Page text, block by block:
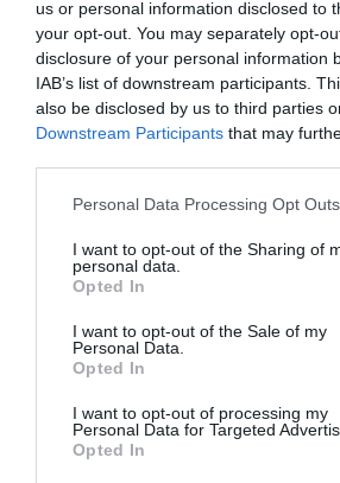
us or personal information disclosed to
your opt-out. You may separately opt-
disclosure of your personal information
IAB’s list of downstream participants.
also be disclosed by us to third parties
Downstream Participants that may
Please note that this website/app uses
not limited to your visit or usage
grant or deny consent to Google and its
use your data for below specified
consent section.
Personal Data Processing Opt Outs
I want to opt-out of the Sharing of
personal data.
Opted In
I want to opt-out of the Sale of my
Personal Data.
Opted In
I want to opt-out of processing my
Personal Data for Targeted
Opted In
közölte közös nyilatkozatban Sauli Niinisto
Marin miniszterelnök a HVG cikke szerint.
ír...
ERDOĞAN: TÖRÖKORSZÁG NEM FOGJA
MEGGYŐZZENEK
május 16-án, este határozottan
jóváhagyni Finnország és Svédország
A török e...
ERDOĞAN VISSZAVONTA A VÉTÓT,
ÉS FINNORSZÁG NATO CSATLAKOZÁSA
A NATO-tag Törökország beleegyezett,
Svédország és Finnország csatlakozási